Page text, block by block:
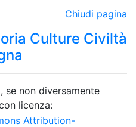
Chiudi pagina
Culture Civiltà
se non diversamente
licenza:
Attribution-